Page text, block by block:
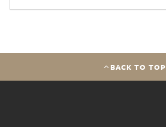
BACK TO TOP